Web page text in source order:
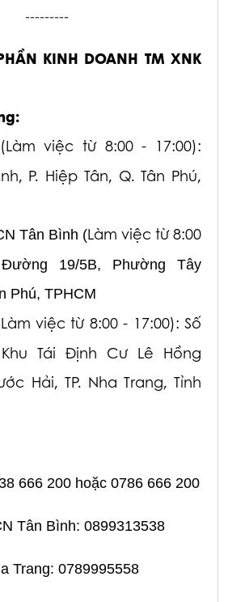
---------
KINH DOANH TM XNK
việc từ 8:00 - 17:00):
P. Hiệp Tân, Q. Tân Phú,
Tân Bình (Làm việc từ 8:00
19/5B, Phường Tây
Phú, TPHCM
việc từ 8:00 - 17:00): Số
Tái Định Cư Lê Hồng
Hải, TP. Nha Trang, Tỉnh
666 200 hoặc 0786 666 200
Tân Bình: 0899313538
Trang: 0789995558